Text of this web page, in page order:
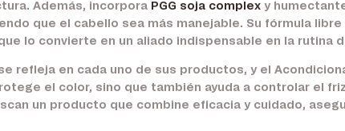
Además, incorpora PGG soja complex y
que el cabello sea más manejable. Su fórmula
lo convierte en un aliado indispensable en la rutina
refleja en cada uno de sus productos, y el
el color, sino que también ayuda a controlar el
un producto que combine eficacia y cuidado,